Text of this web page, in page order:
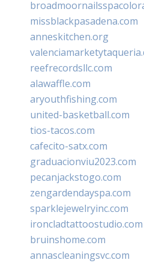
missblackpasadena.com
anneskitchen.org
reefrecordsllc.com
alawaffle.com
aryouthfishing.com
united-basketball.com
tios-tacos.com
cafecito-satx.com
graduacionviu2023.com
pecanjackstogo.com
zengardendayspa.com
sparklejewelryinc.com
ironcladtattoostudio.com
bruinshome.com
annascleaningsvc.com